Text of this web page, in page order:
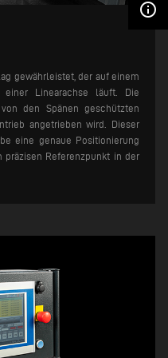
info_outline
gewährleistet, der auf einem
Linearachse läuft. Die
den Spänen geschützten
angetrieben wird. Dieser
eine genaue Positionierung
Referenzpunkt in der